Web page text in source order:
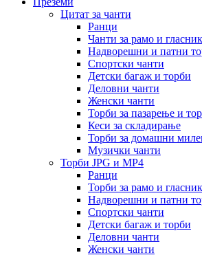
Цитат за чанти
Ранци
Чанти за рамо и гласник
Надворешни и патни
Спортски чанти
Детски багаж и торби
Деловни чанти
Женски чанти
Торби за пазарење и
Кеси за складирање
Торби за домашни
Музички чанти
Торби JPG и MP4
Ранци
Торби за рамо и гласник
Надворешни и патни
Спортски чанти
Детски багаж и торби
Деловни чанти
Женски чанти